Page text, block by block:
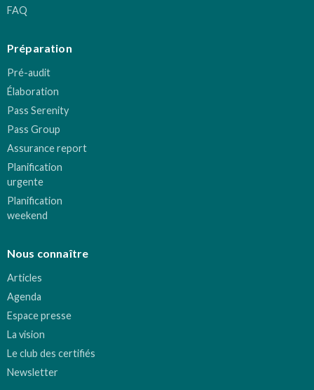
FAQ
Préparation
Pré-audit
Élaboration
Pass Serenity
Pass Group
Assurance report
Planification
urgente
Planification
weekend
Nous connaître
Articles
Agenda
Espace presse
La vision
Le club des certifiés
Newsletter